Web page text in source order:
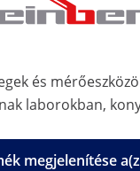
és
laborokban,
megjelenítése